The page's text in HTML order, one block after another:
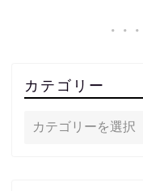
カテゴリー